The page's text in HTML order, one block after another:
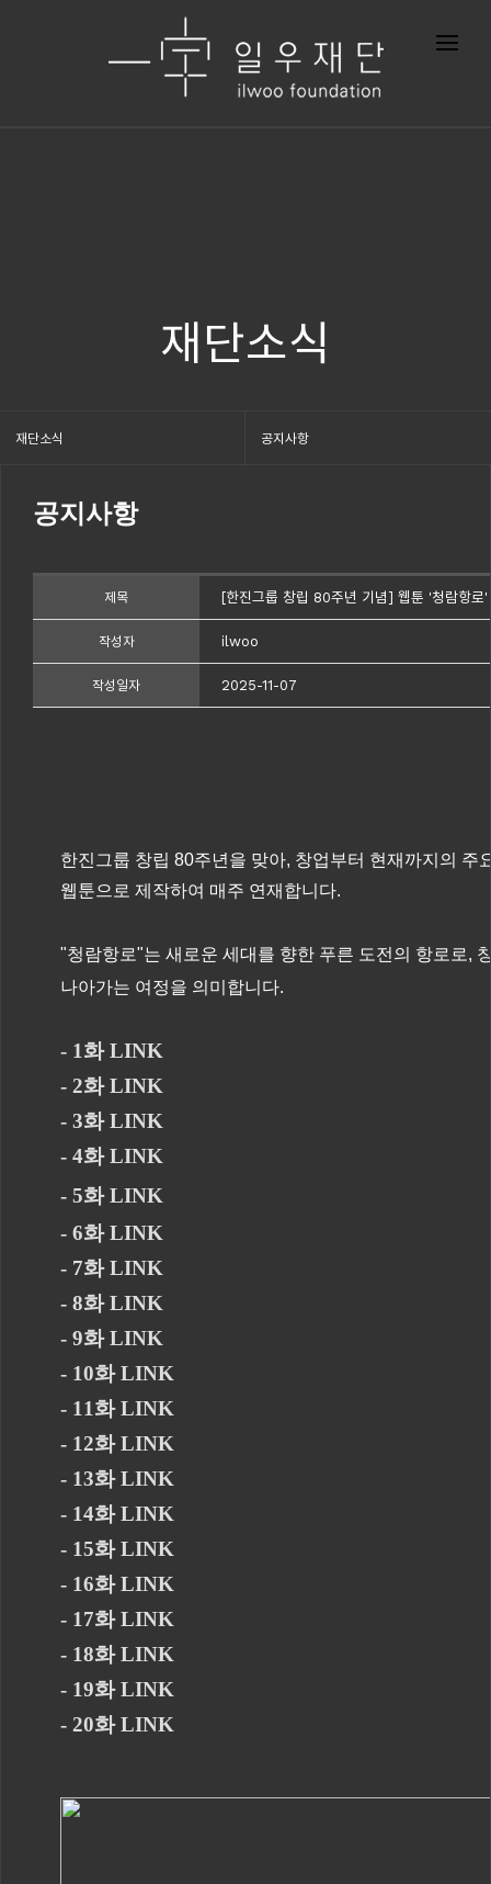
재단소식
재단소식 공지사항
공지사항
제목 [한진그룹 창립 80주년 기념] 웹툰 '청람항로'
작성자 ilwoo
작성일자 2025-11-07
한진그룹 창립 80주년을 맞아, 창업부터 현재까지의 주
웹툰으로 제작하여 매주 연재합니다.
"청람항로"는 새로운 세대를 향한 푸른 도전의 항로로,
나아가는 여정을 의미합니다.
- 1화 LINK
- 2화 LINK
- 3화 LINK
- 4화 LINK
- 5화 LINK
- 6화 LINK
- 7화 LINK
- 8화 LINK
- 9화 LINK
- 10화 LINK
- 11화 LINK
- 12화 LINK
- 13화 LINK
- 14화 LINK
- 15화 LINK
- 16화 LINK
- 17화 LINK
- 18화 LINK
- 19화 LINK
- 20화 LINK